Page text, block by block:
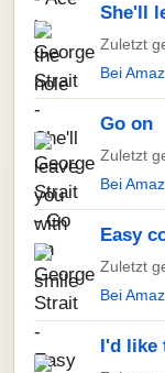
She'll
Zuletzt
Bei
Go on
Zuletzt
Bei
Easy
Zuletzt
Bei
I'd like